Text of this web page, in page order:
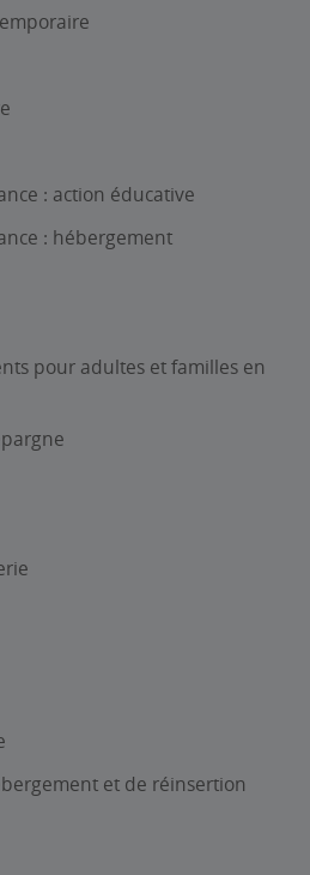
: action éducative
: hébergement
pour adultes et familles en
et de réinsertion